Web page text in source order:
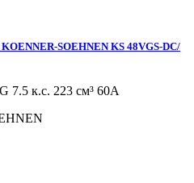
SOEHNEN KS 48VGS-DC/
7.5 к.с. 223 см³ 60А